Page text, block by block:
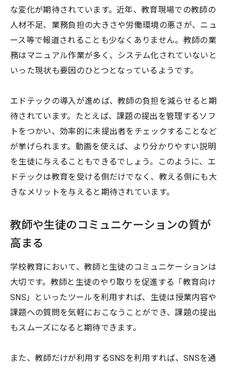
な変化が期待されています。近年、教育現場での教師の
人材不足、業務負担の大きさや労働環境の悪さが、ニュ
ース等で報道されることも少なくありません。教師の業
務はマニュアル作業が多く、システム化されていないと
いった現状も要因のひとつとなっているようです。
エドテックの導入が進めば、教師の負担を減らせると期
待されています。たとえば、課題の提出を管理するソフ
トをつかい、効率的に未提出者をチェックすることなど
が挙げられます。動画を使えば、より分かりやすい説明
を生徒に与えることもできるでしょう。このように、エ
ドテックは教育を受ける側だけでなく、教える側にも大
きなメリットを与えると期待されています。
教師や生徒のコミュニケーションの質が
高まる
学校教育において、教師と生徒のコミュニケーションは
大切です。教師と生徒のやり取りを促進する「教育向け
SNS」といったツールを利用すれば、生徒は授業内容や
課題への質問を気軽におこなうことができ、課題の提出
もスムーズになると期待できます。
また、教師だけが利用するSNSを利用すれば、SNSを通